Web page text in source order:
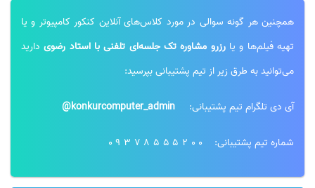
همچنین هر گونه سوالی در مورد کلاس‌های آنلاین کنکور کامپیوتر و یا
تهیه فیلم‌ها و یارزرو مشاوره تک جلسه‌ای تلفنی با استاد رضویدارید
می‌توانید به طرق زیر از تیم پشتیبانی بپرسید:
آی دی تلگرام تیم پشتیبانی: konkurcomputer_admin@
شماره تیم پشتیبانی: 09378555200